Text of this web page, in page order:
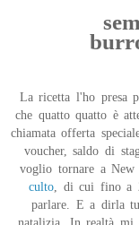
La ricetta l'ho presa
che quatto quatto è
chiamata offerta
voucher, saldo di
voglio tornare a
culto , di cui fino a
parlare. E a dirla